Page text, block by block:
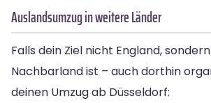
Auslandsumzug in weitere Länder
Falls dein Ziel nicht England,
Nachbarland ist – auch dorthin
deinen Umzug ab Düsseldorf: